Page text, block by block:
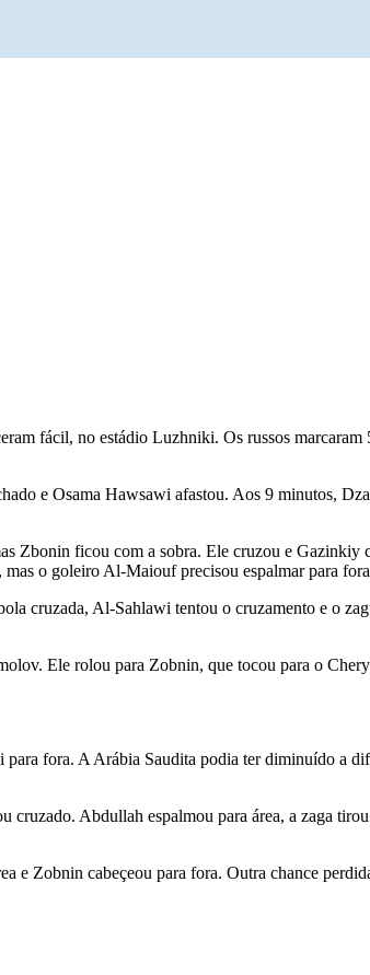
fácil, no estádio Luzhniki. Os russos
e Osama Hawsawi afastou. Aos 9 minutos,
Zbonin ficou com a sobra. Ele cruzou e Gazinkiy
o goleiro Al-Maiouf precisou espalmar para
cruzada, Al-Sahlawi tentou o cruzamento e o
Ele rolou para Zobnin, que tocou para o
fora. A Arábia Saudita podia ter diminuído a
Abdullah espalmou para área, a zaga
e Zobnin cabeçeou para fora. Outra chance